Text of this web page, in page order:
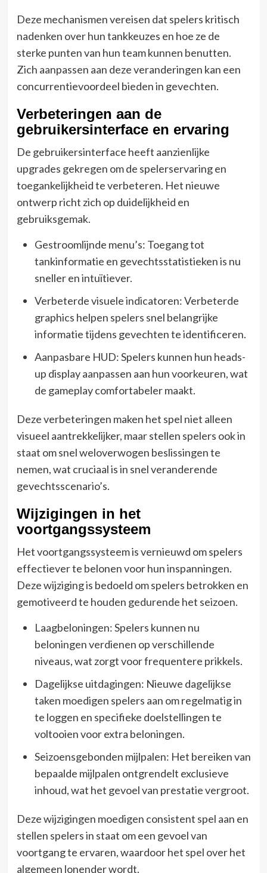
Deze mechanismen vereisen dat spelers kritisch
nadenken over hun tankkeuzes en hoe ze de
sterke punten van hun team kunnen benutten.
Zich aanpassen aan deze veranderingen kan een
concurrentievoordeel bieden in gevechten.
Verbeteringen aan de
gebruikersinterface en ervaring
De gebruikersinterface heeft aanzienlijke
upgrades gekregen om de spelerservaring en
toegankelijkheid te verbeteren. Het nieuwe
ontwerp richt zich op duidelijkheid en
gebruiksgemak.
Gestroomlijnde menu’s: Toegang tot
tankinformatie en gevechtsstatistieken is nu
sneller en intuïtiever.
Verbeterde visuele indicatoren: Verbeterde
graphics helpen spelers snel belangrijke
informatie tijdens gevechten te identificeren.
Aanpasbare HUD: Spelers kunnen hun heads-
up display aanpassen aan hun voorkeuren, wat
de gameplay comfortabeler maakt.
Deze verbeteringen maken het spel niet alleen
visueel aantrekkelijker, maar stellen spelers ook in
staat om snel weloverwogen beslissingen te
nemen, wat cruciaal is in snel veranderende
gevechtsscenario’s.
Wijzigingen in het
voortgangssysteem
Het voortgangssysteem is vernieuwd om spelers
effectiever te belonen voor hun inspanningen.
Deze wijziging is bedoeld om spelers betrokken en
gemotiveerd te houden gedurende het seizoen.
Laagbeloningen: Spelers kunnen nu
beloningen verdienen op verschillende
niveaus, wat zorgt voor frequentere prikkels.
Dagelijkse uitdagingen: Nieuwe dagelijkse
taken moedigen spelers aan om regelmatig in
te loggen en specifieke doelstellingen te
voltooien voor extra beloningen.
Seizoensgebonden mijlpalen: Het bereiken van
bepaalde mijlpalen ontgrendelt exclusieve
inhoud, wat het gevoel van prestatie vergroot.
Deze wijzigingen moedigen consistent spel aan en
stellen spelers in staat om een gevoel van
voortgang te ervaren, waardoor het spel over het
algemeen lonender wordt.